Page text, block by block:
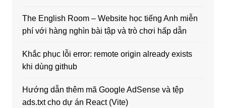
The English Room – Website học tiếng Anh miễn
phí với hàng nghìn bài tập và trò chơi hấp dẫn
Khắc phục lỗi error: remote origin already exists
khi dùng github
Hướng dẫn thêm mã Google AdSense và tệp
ads.txt cho dự án React (Vite)